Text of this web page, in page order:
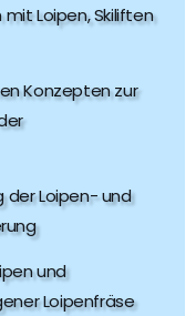
Loipen, Skiliften
Konzepten zur
der Loipen- und
und
Loipenfräse